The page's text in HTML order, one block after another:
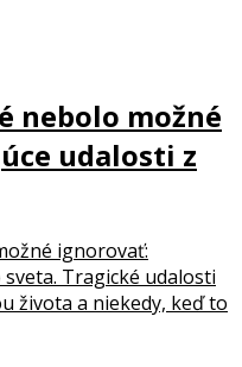
nebolo možné
udalosti z
ignorovať:
Tragické udalosti
života a niekedy, keď to